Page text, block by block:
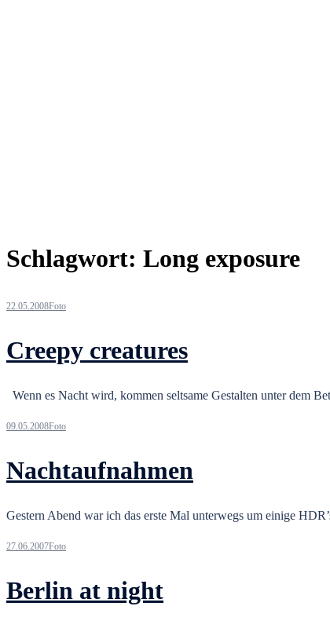
Schlagwort: Long exposure
22.05.2008Foto
Creepy creatures
Wenn es Nacht wird, kommen seltsame Gestalten unter dem
09.05.2008Foto
Nachtaufnahmen
Gestern Abend war ich das erste Mal unterwegs um einige
27.06.2007Foto
Berlin at night